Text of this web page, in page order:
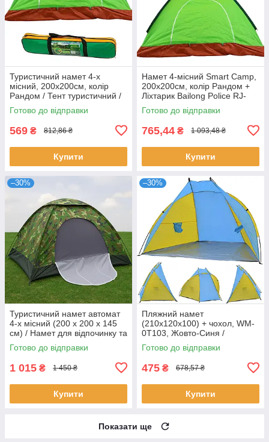
Туристичний намет 4-х
місний, 200х200см, колір
Рандом / Тент туристичний /
Чотиримісний намет
Готово до відправки
569 ₴ 812,86 ₴
Купити
Намет 4-місний Smart Camp,
200х200см, колір Рандом +
Ліхтарик Bailong Police RJ-
3000
Готово до відправки
765,44 ₴ 1 093,48 ₴
Купити
–30%
Туристичний намет автомат
4-х місний (200 х 200 х 145
см) / Намет для відпочинку та
походів
Готово до відправки
1 015 ₴ 1 450 ₴
Купити
–30%
Пляжний намет
(210х120х100) + чохол, WM-
0T103, Жовто-Синя /
Водовідштовхувальний тент
для кемпінгу
Готово до відправки
475 ₴ 678,57 ₴
Купити
Показати ще